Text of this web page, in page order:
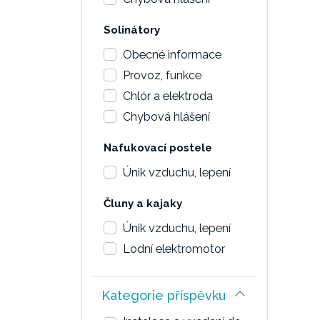
Solinátory
Obecné informace
Provoz, funkce
Chlór a elektroda
Chybová hlášení
Nafukovací postele
Únik vzduchu, lepení
Čluny a kajaky
Únik vzduchu, lepení
Lodní elektromotor
Kategorie příspěvku